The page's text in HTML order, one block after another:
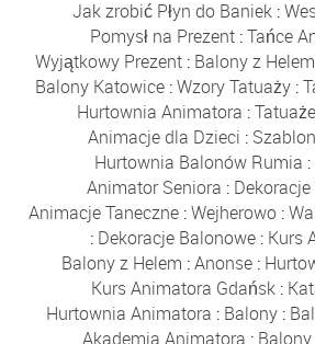
Jak zrobić Płyn do Baniek:
Pomysł na Prezent :Tańce
Wyjątkowy Prezent: Balony z
Balony Katowice:Wzory Tatuaży:
Hurtownia Animatora :
Animacje dla Dzieci :
Hurtownia Balonów Rumia :
Animator Seniora :
Animacje Taneczne :Wejherowo :
: Dekoracje Balonowe : Kurs
Balony z Helem :Anonse :
Kurs Animatora Gdańsk :
Hurtownia Animatora : Balony:
Akademia Animatora :